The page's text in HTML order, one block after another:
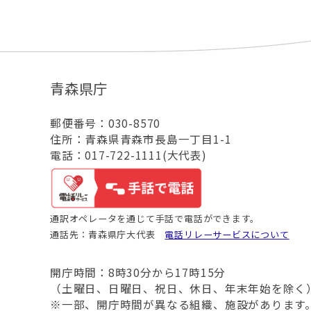
青森県庁
郵便番号：030-8570
住所：青森県青森市長島一丁目1-1
電話：017-722-1111(大代表)
通訳オペレータを通じて手話で電話ができます。
通話先：青森県庁大代表 電話リレーサービスについて
開庁時間：8時30分から17時15分
（土曜日、日曜日、祝日、休日、年末年始を除く
※一部、開庁時間が異なる組織、施設があります